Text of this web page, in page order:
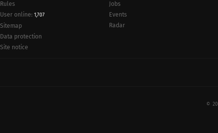
Rules
User online: 1,707
Sitemap
Data protection
Site notice
Jobs
Events
Radar
©